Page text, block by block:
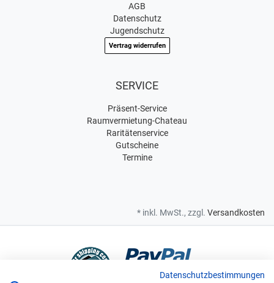
AGB
Datenschutz
Jugendschutz
Vertrag widerrufen
SERVICE
Präsent-Service
Raumvermietung-Chateau
Raritätenservice
Gutscheine
Termine
* inkl. MwSt., zzgl. Versandkosten
Datenschutzbestimmungen